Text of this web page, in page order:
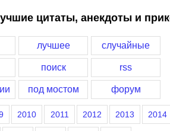
цитаты, анекдоты и
лучшее случайные
поиск rss
под мостом форум
2010 2011 2012 2013 2014